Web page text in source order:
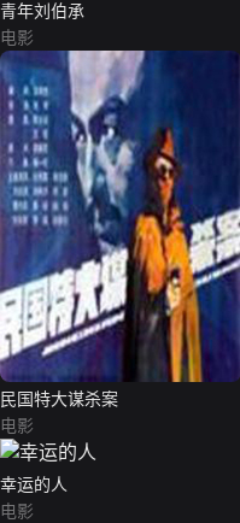
青年刘伯承
电影
民国特大谋杀案
电影
幸运的人
电影